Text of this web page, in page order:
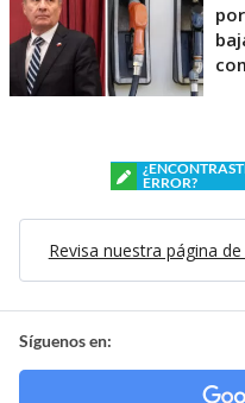
ERROR?
Revisa nuestra página
Síguenos en: